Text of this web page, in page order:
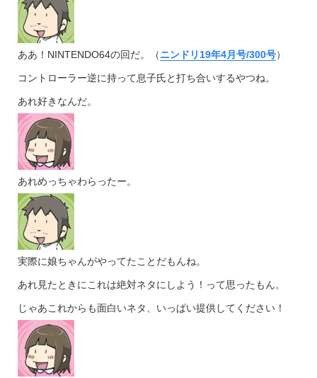
ああ！NINTENDO64の回だ。（ニンドリ19年4月号/300号）
コントローラー逆に持って息子氏と打ち合いするやつね。
あれ好きなんだ。
あれめっちゃわらったー。
実際に娘ちゃんがやってたことだもんね。
あれ見たときにこれは絶対ネタにしよう！って思ったもん。
じゃあこれからも面白いネタ、いっぱい提供してください！